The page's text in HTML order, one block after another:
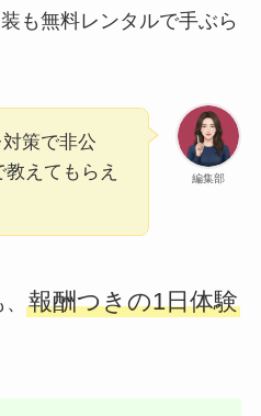
も無料レンタルで手ぶら
編集部
策で非公
えてもらえ
報酬つきの1日体験